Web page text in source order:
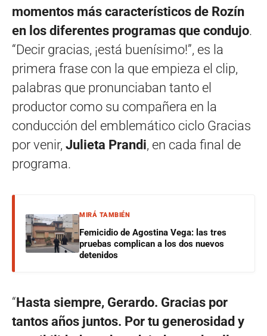
momentos más característicos de Rozín
en los diferentes programas que condujo.
“Decir gracias, ¡está buenísimo!”, es la
primera frase con la que empieza el clip,
palabras que pronunciaban tanto el
productor como su compañera en la
conducción del emblemático ciclo Gracias
por venir, Julieta Prandi, en cada final de
programa.
MIRÁ TAMBIÉN
Femicidio de Agostina Vega: las tres
pruebas complican a los dos nuevos
detenidos
“Hasta siempre, Gerardo. Gracias por
tantos años juntos. Por tu generosidad y